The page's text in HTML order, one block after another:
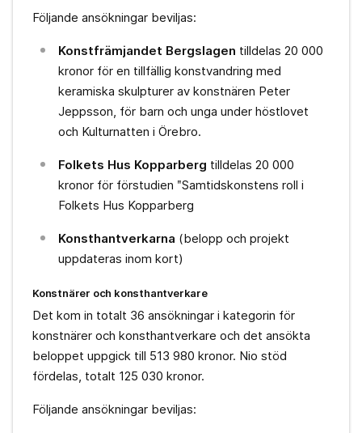
Följande ansökningar beviljas:
Konstfrämjandet Bergslagen tilldelas 20 000
kronor för en tillfällig konstvandring med
keramiska skulpturer av konstnären Peter
Jeppsson, för barn och unga under höstlovet
och Kulturnatten i Örebro.
Folkets Hus Kopparberg tilldelas 20 000
kronor för förstudien ʺSamtidskonstens roll i
Folkets Hus Kopparberg
Konsthantverkarna (belopp och projekt
uppdateras inom kort)
Konstnärer och konsthantverkare
Det kom in totalt 36 ansökningar i kategorin för
konstnärer och konsthantverkare och det ansökta
beloppet uppgick till 513 980 kronor. Nio stöd
fördelas, totalt 125 030 kronor.
Följande ansökningar beviljas: